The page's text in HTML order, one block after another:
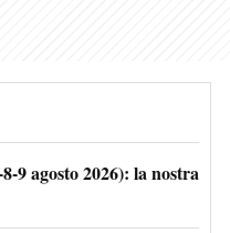
9 agosto 2026): la nostra